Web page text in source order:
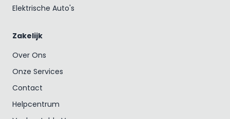
Elektrische Auto's
Zakelijk
Over Ons
Onze Services
Contact
Helpcentrum